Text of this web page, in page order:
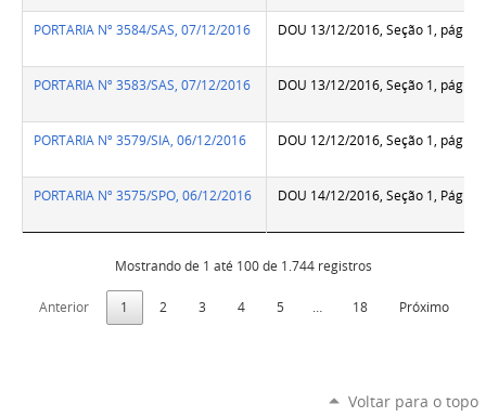
PORTARIA Nº 3584/SAS, 07/12/2016 DOU 13/12/2016, Seção 1, pág.68
PORTARIA Nº 3583/SAS, 07/12/2016 DOU 13/12/2016, Seção 1, pág.68
PORTARIA Nº 3579/SIA, 06/12/2016 DOU 12/12/2016, Seção 1,
PORTARIA Nº 3575/SPO, 06/12/2016 DOU 14/12/2016, Seção 1,
Mostrando de 1 até 100 de 1.744 registros
Anterior 1 2 3 4 5 … 18 Próximo
Voltar para o topo